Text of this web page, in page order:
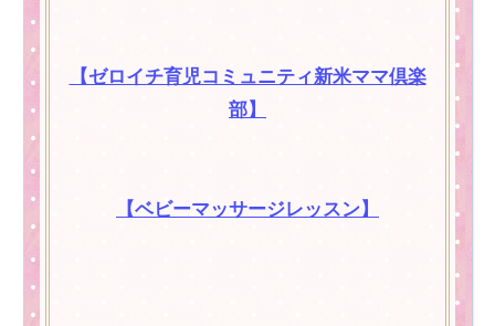
【ゼロイチ育児コミュニティ新米ママ倶楽
部】
【ベビーマッサージレッスン】